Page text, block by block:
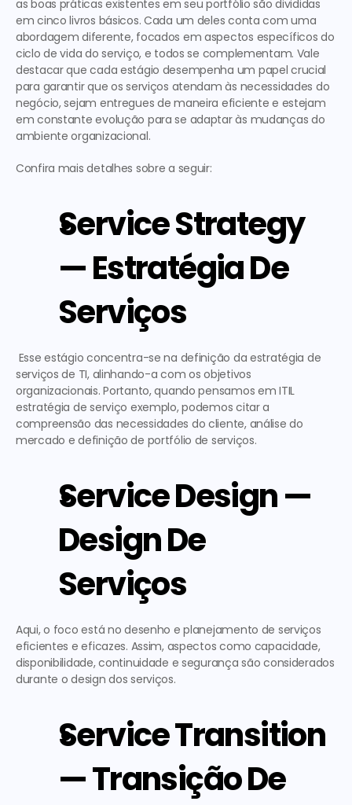
as boas práticas existentes em seu portfólio são divididas
em cinco livros básicos. Cada um deles conta com uma
abordagem diferente, focados em aspectos específicos do
ciclo de vida do serviço, e todos se complementam. Vale
destacar que cada estágio desempenha um papel crucial
para garantir que os serviços atendam às necessidades do
negócio, sejam entregues de maneira eficiente e estejam
em constante evolução para se adaptar às mudanças do
ambiente organizacional.
Confira mais detalhes sobre a seguir:
Service Strategy
— Estratégia De
Serviços
serviços de TI, alinhando-a com os objetivos
organizacionais. Portanto, quando pensamos em ITIL
estratégia de serviço exemplo, podemos citar a
compreensão das necessidades do cliente, análise do
mercado e definição de portfólio de serviços.
Service Design —
Design De
Serviços
Aqui, o foco está no desenho e planejamento de serviços
eficientes e eficazes. Assim, aspectos como capacidade,
disponibilidade, continuidade e segurança são considerados
durante o design dos serviços.
Service Transition
— Transição De